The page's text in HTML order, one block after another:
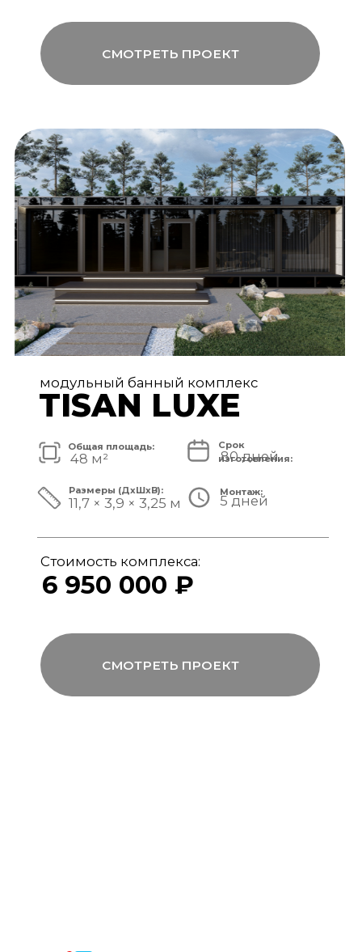
АРХИТЕКТУРА И ЭКСТЕРЬЕР
Мы совмещаем скорость модульной
сборки с технологиями капитального
строительства, включая использование
бетона, керамогранита и премиального
инженерного оборудования